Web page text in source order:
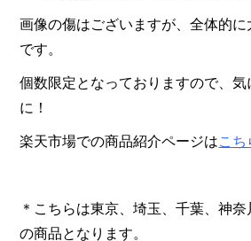
画像の傷はございますが、全体的
です。
個数限定となっておりますので、
に！
楽天市場での商品紹介ページはこち
＊こちらは東京、埼玉、千葉、神
の商品となります。